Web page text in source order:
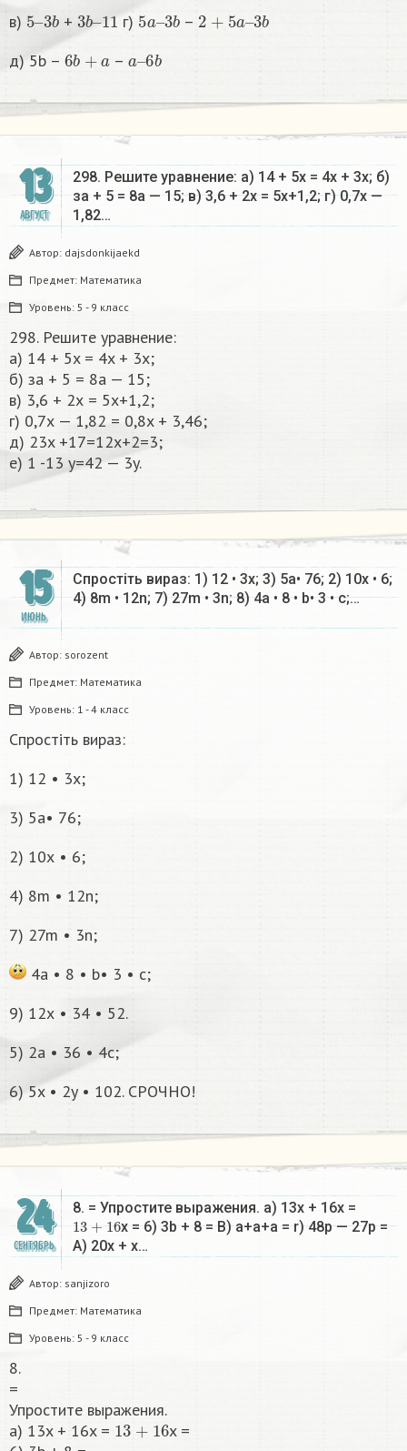
в) 5 –
3 +3b –
11 г) 5 –
3 – 2 a– b
д) 5b – 6b – –
13
АВГУСТ
298. Решите уравнение: a) 14 + 5x = 4x + 3x; б)
за + 5 = 8a — 15; в) 3,6 + 2х = 5x+1,2; г) 0,7х —
1,82…
Автор: dajsdonkijaekd
Предмет: Математика
Уровень: 5 - 9 класс
298. Решите уравнение:
a) 14 + 5x = 4x + 3x;
б) за + 5 = 8a — 15;
в) 3,6 + 2х = 5x+1,2;
г) 0,7х — 1,82 = 0,8x + 3,46;
д) 23x +17=12x+2=3;
e) 1 -13 y=42 — 3y.​
15
ИЮНЬ
Спростіть вираз: 1) 12 • 3х; 3) 5а• 76; 2) 10х • 6;
4) 8m • 12n; 7) 27m • 3n; 8) 4a • 8 • b• 3 • c;…
Автор: sorozent
Предмет: Математика
Уровень: 1 - 4 класс
Спростіть вираз:
1) 12 • 3х;
3) 5а• 76;
2) 10х • 6;
4) 8m • 12n;
7) 27m • 3n;
4a • 8 • b• 3 • c;
9) 12х • 34 • 52.
5) 2a • 36 • 4c;
6) 5x • 2y • 102. СРОЧНО!
24
СЕНТЯБРЬ
8. = Упростите выражения. a) 13x + 16x =
13 + 16
x = 6) 3b + 8 = B) a+a+a = r) 48p — 27p =
A) 20x + x…
Автор: sanjizoro
Предмет: Математика
Уровень: 5 - 9 класс
8.
=
Упростите выражения.
a) 13x + 16x = 13+16 x =